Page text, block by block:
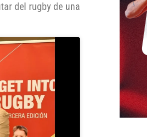
del rugby de una